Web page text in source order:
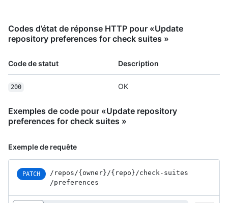
Codes d’état de réponse HTTP pour «Update
repository preferences for check suites »
Code de statut Description
200 OK
Exemples de code pour «Update repository
preferences for check suites »
Exemple de requête
PATCH /repos/{owner}/{repo}/check-suites
/preferences